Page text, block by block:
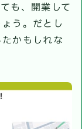
も、開業して
う。だとし
かもしれな